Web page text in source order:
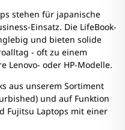
stehen für japanische
Einsatz. Die LifeBook-
und bieten solide
- oft zu einem
Lenovo- oder HP-Modelle.
aus unserem Sortiment
und auf Funktion
Fujitsu Laptops mit einer